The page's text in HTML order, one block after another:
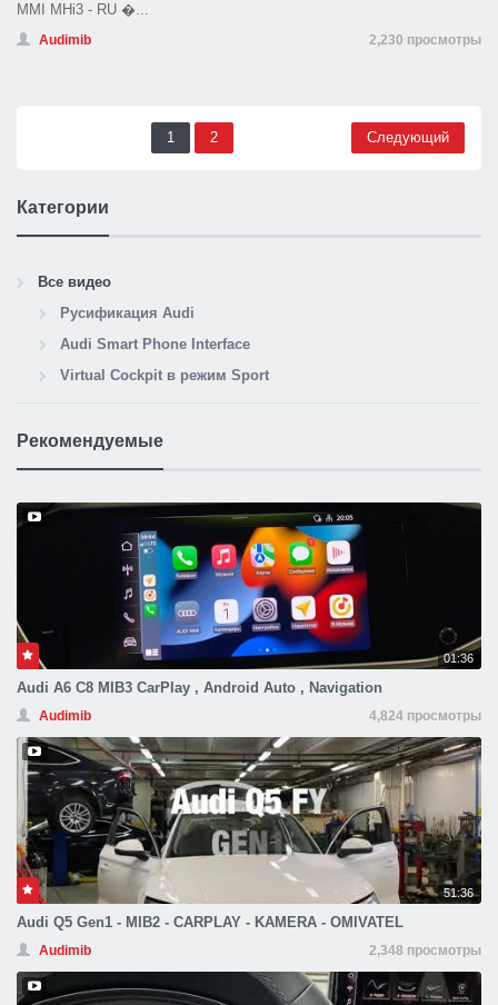
MMI MHi3 - RU �...
Audimib 2,230 просмотры
1 2 Следующий
Категории
Все видео
Русификация Audi
Audi Smart Phone Interface
Virtual Cockpit в режим Sport
Рекомендуемые
01:36
Audi A6 C8 MIB3 CarPlay , Android Auto , Navigation
Audimib 4,824 просмотры
51:36
Audi Q5 Gen1 - MIB2 - CARPLAY - KAMERA - OMIVATEL
Audimib 2,348 просмотры